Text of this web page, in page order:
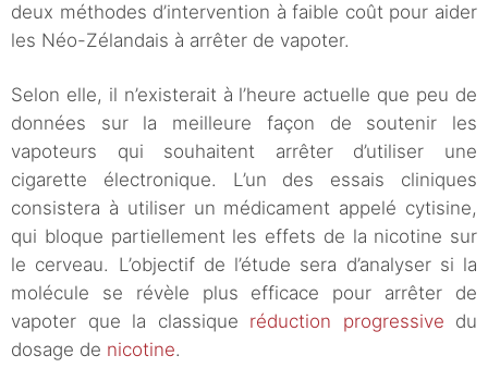
deux méthodes d’intervention à faible coût pour aider
les Néo-Zélandais à arrêter de vapoter.
Selon elle, il n’existerait à l’heure actuelle que peu de
données sur la meilleure façon de soutenir les
vapoteurs qui souhaitent arrêter d’utiliser une
cigarette électronique. L’un des essais cliniques
consistera à utiliser un médicament appelé cytisine,
qui bloque partiellement les effets de la nicotine sur
le cerveau. L’objectif de l’étude sera d’analyser si la
molécule se révèle plus efficace pour arrêter de
vapoter que la classique réduction progressive du
dosage de nicotine.